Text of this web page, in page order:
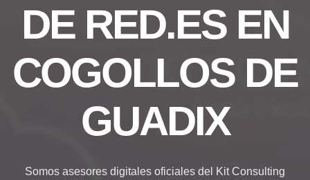
DE RED.ES EN
COGOLLOS DE
GUADIX
Somos asesores digitales oficiales del Kit Consulting